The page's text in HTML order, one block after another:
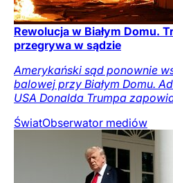
Rewolucja w Białym Domu.
przegrywa w sądzie
Amerykański sąd ponownie
balowej przy Białym Domu.
USA Donalda Trumpa
ŚwiatObserwator mediów